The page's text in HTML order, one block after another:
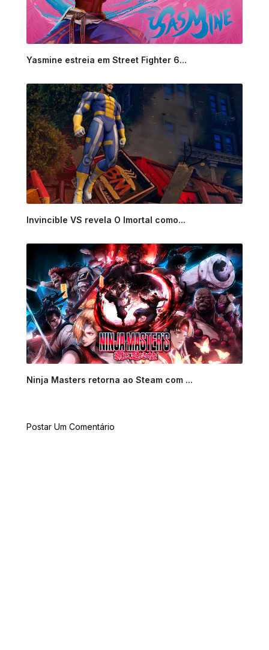
Yasmine estreia em Street Fighter 6...
Invincible VS revela O Imortal como...
Ninja Masters retorna ao Steam com ...
Postar Um Comentário